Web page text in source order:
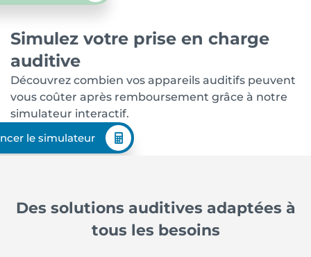
Simulez votre prise en charge
auditive
Découvrez combien vos appareils auditifs peuvent
vous coûter après remboursement grâce à notre
simulateur interactif.
le simulateur
Des solutions auditives adaptées à
tous les besoins